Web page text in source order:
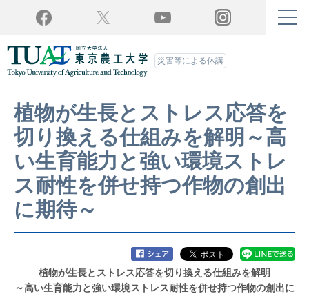
Facebook YouTube Instagram
災害等による休講
植物が生長とストレス応答を
切り換える仕組みを解明～高
い生育能力と強い環境ストレ
ス耐性を併せ持つ作物の創出
に期待～
植物が生長とストレス応答を切り換える仕組みを解明
～高い生育能力と強い環境ストレス耐性を併せ持つ作物の創出に